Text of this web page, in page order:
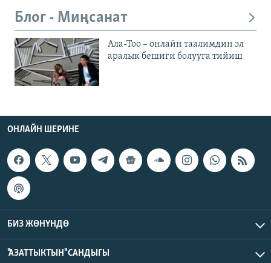
Блог - Миңсанат
Ала-Тоо – онлайн таалимдин эл
аралык бешиги болууга тийиш
ОНЛАЙН ШЕРИНЕ
БИЗ ЖӨНҮНДӨ
"АЗАТТЫКТЫН" САНДЫГЫ